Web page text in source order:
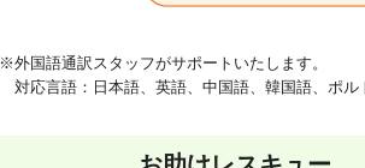
※外国語通訳スタッフがサポートいたします。
対応言語：日本語、英語、中国語、韓国語、ポ